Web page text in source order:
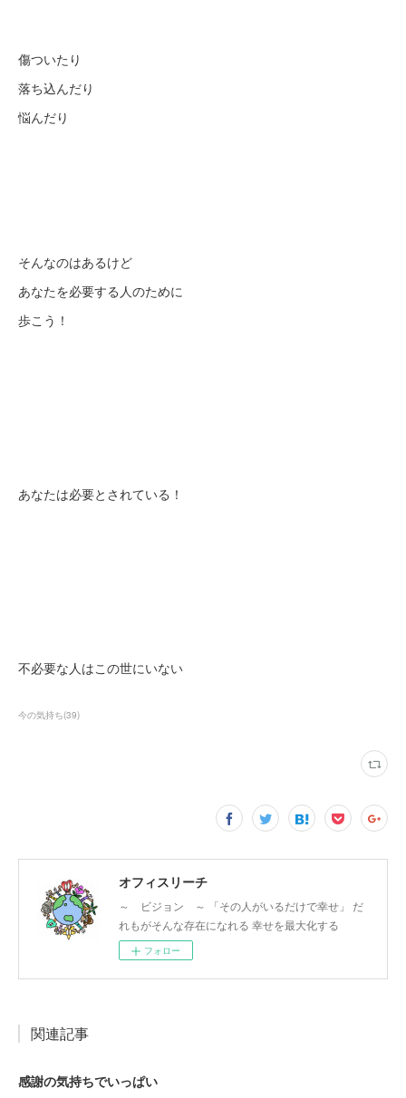
傷ついたり
落ち込んだり
悩んだり
そんなのはあるけど
あなたを必要する人のために
歩こう！
あなたは必要とされている！
不必要な人はこの世にいない
今の気持ち(39)
オフィスリーチ
～ ビジョン ～ 「その人がいるだけで幸せ」 だ
れもがそんな存在になれる 幸せを最大化する
フォロー
関連記事
感謝の気持ちでいっぱい